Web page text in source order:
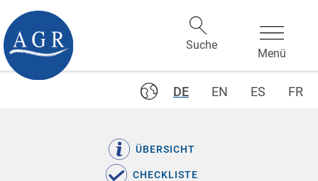
DE EN ES FR
ÜBERSICHT
CHECKLISTE